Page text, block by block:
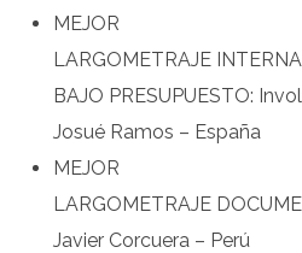
MEJOR
LARGOMETRAJE
BAJO PRESUPUESTO:
Josué Ramos – España
MEJOR
LARGOMETRAJE
Javier Corcuera – Perú